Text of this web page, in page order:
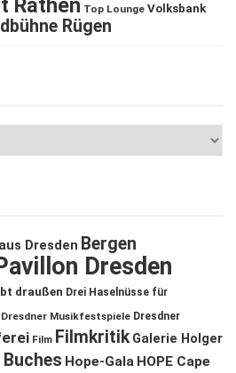
Rathen Top Lounge Volksbank
Rügen
Dresden Bergen
Dresden
draußen Drei Haselnüsse für
Dresdner Musikfestspiele Dresdner
Film Filmkritik Galerie Holger
Hope-Gala HOPE Cape